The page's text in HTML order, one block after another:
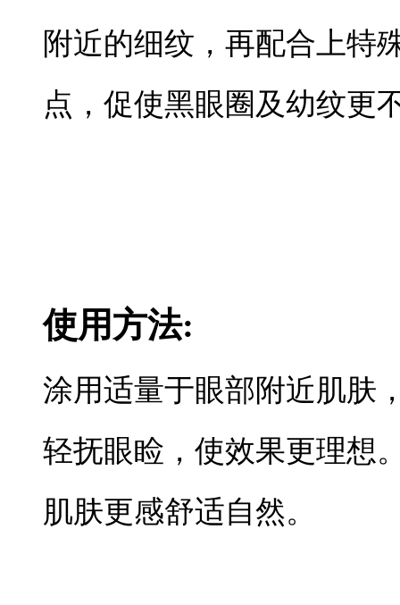
附近的细纹，再配合上特
点，促使黑眼圈及幼纹更
使用方法:
涂用适量于眼部附近肌肤
轻抚眼睑，使效果更理想
肌肤更感舒适自然。